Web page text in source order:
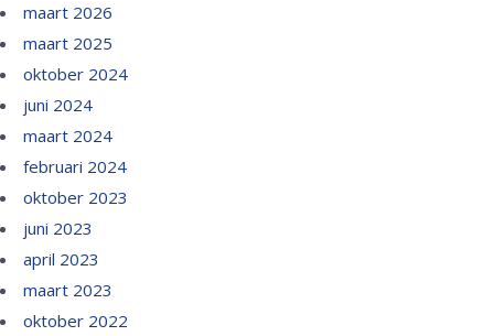
maart 2026
maart 2025
oktober 2024
juni 2024
maart 2024
februari 2024
oktober 2023
juni 2023
april 2023
maart 2023
oktober 2022